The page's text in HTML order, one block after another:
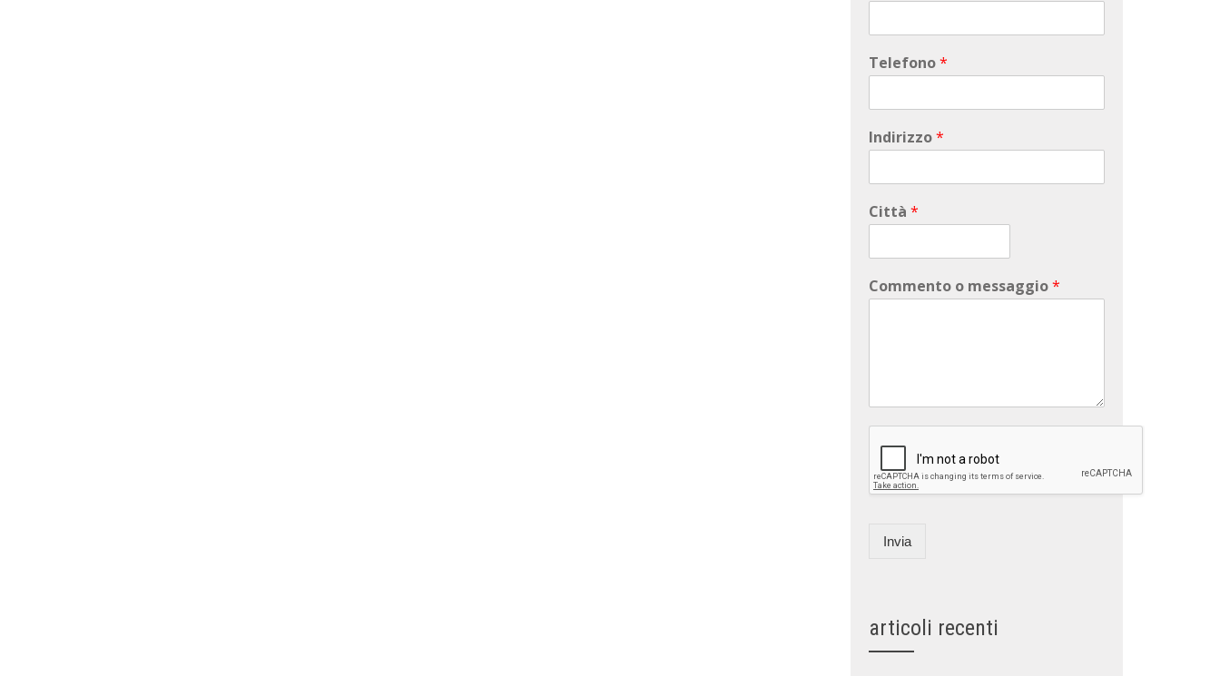
Telefono*
Indirizzo*
Città *
Commento o messaggio*
Invia
articoli recenti